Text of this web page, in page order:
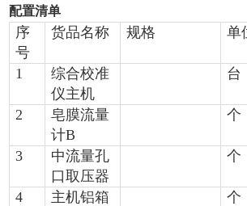
配置清单
序
号
货品名称 规格 单
1
综合校准
仪主机
台
2
皂膜流量
计B
个
3
中流量孔
口取压器
个
4 主机铝箱 个